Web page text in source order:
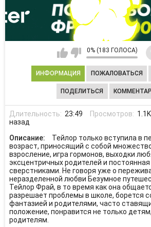
0% (183 ГОЛОСА)
ИНФОРМАЦИЯ ПОЖАЛОВАТЬСЯ
ПОДЕЛИТЬСЯ
Длительность: 23:49 Просмотров: 1.1K
назад
Описание:
Тейлор только вступила в
возраст, приносящий с собой
взросление, игра гормонов, выходки
эксцентричных родителей и
сверстниками. Не говоря уже о
неразделенной любви Безумное
Тейлор Фрай, в то время как она
разрешает проблемы в школе, борется
фантазией и родителями, часто
положение, понравится не только
родителям.